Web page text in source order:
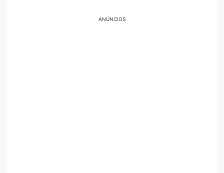
ANÚNCIOS